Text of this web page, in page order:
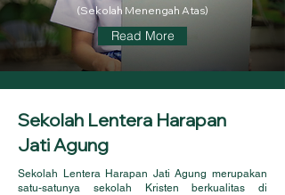
(Sekolah Menengah Atas)
Read More
Sekolah Lentera Harapan
Jati Agung
Sekolah Lentera Harapan Jati Agung merupakan
satu-satunya sekolah Kristen berkualitas di